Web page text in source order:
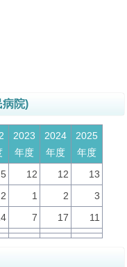
病院)
2023
年度
2024
年度
2025
年度
5 12 12
13
2 1 2
3
7 17 11